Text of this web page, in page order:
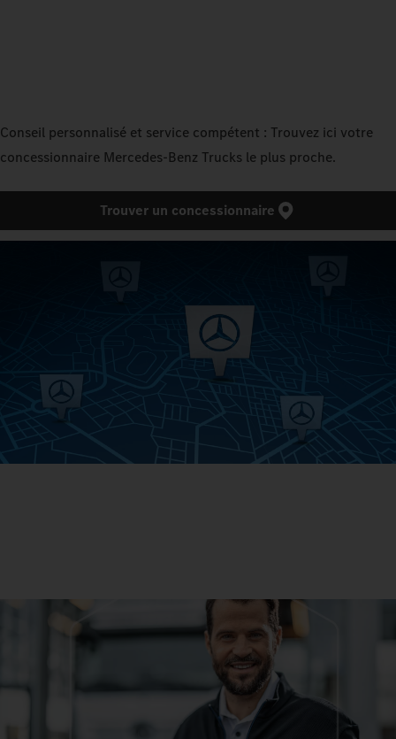
Conseil personnalisé et service compétent : Trouvez ici votre
concessionnaire Mercedes‑Benz Trucks le plus proche.
Trouver un concessionnaire